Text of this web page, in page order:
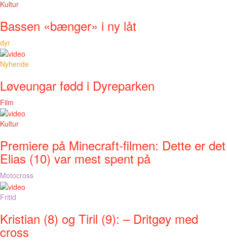
Kultur
Bassen «bænger» i ny låt
dyr
Nyhende
Løveungar fødd i Dyreparken
Film
Kultur
Premiere på Minecraft-filmen: Dette er det
Elias (10) var mest spent på
Motocross
Fritid
Kristian (8) og Tiril (9): – Dritgøy med
cross